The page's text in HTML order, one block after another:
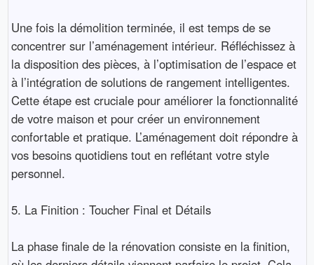
Une fois la démolition terminée, il est temps de se
concentrer sur l’aménagement intérieur. Réfléchissez à
la disposition des pièces, à l’optimisation de l’espace et
à l’intégration de solutions de rangement intelligentes.
Cette étape est cruciale pour améliorer la fonctionnalité
de votre maison et pour créer un environnement
confortable et pratique. L’aménagement doit répondre à
vos besoins quotidiens tout en reflétant votre style
personnel.
5. La Finition : Toucher Final et Détails
La phase finale de la rénovation consiste en la finition,